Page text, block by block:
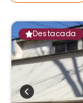
Destacada